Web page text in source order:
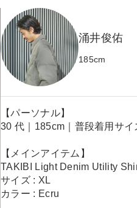
涌井俊佑
185cm
【パーソナル】
30 代｜185cm｜普段着用サイ
【メインアイテム】
TAKIBI Light Denim Utility
サイズ : XL
カラー : Ecru